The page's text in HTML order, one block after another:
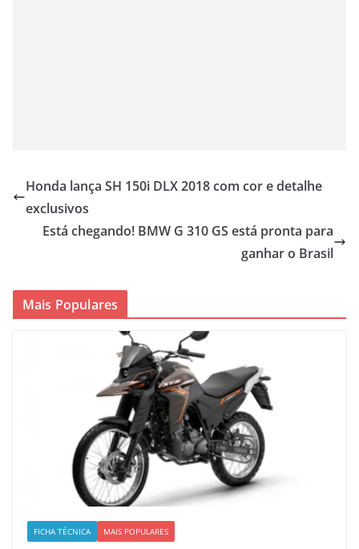
Honda lança SH 150i DLX 2018 com cor e detalhe
exclusivos
Está chegando! BMW G 310 GS está pronta para
ganhar o Brasil
Mais Populares
FICHA TÉCNICA MAIS POPULARES